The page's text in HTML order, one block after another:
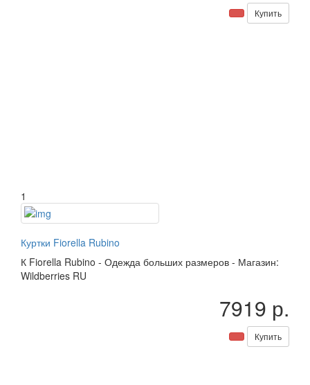
Купить
1
Куртки Fiorella Rubino
К Fiorella Rubino - Одежда больших размеров - Магазин:
Wildberries RU
7919 р.
Купить